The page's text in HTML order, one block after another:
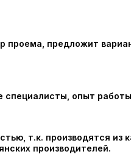
проема, предложит
опыт
т.к. производятся из
производителей.